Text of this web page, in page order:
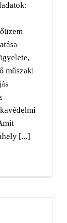
műszaki
[...]